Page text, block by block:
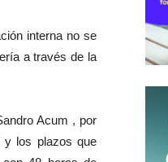
interna no se
a través de la
Acum , por
y los plazos que